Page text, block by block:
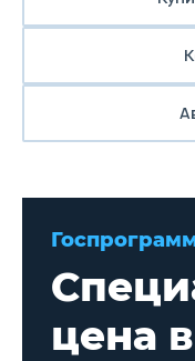
цена